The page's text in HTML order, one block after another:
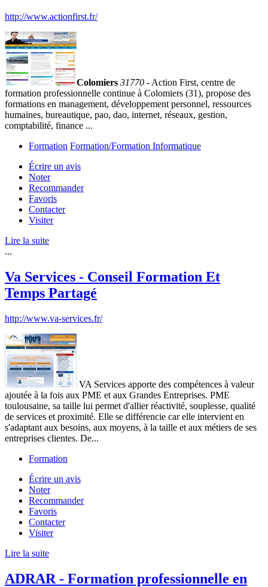
http://www.actionfirst.fr/
Colomiers 31770 - Action First, centre de
formation professionnelle continue à Colomiers (31), propose des
formations en management, développement personnel, ressources
humaines, bureautique, pao, dao, internet, réseaux, gestion,
comptabilité, finance ...
Formation Formation/Formation Informatique
Écrire un avis
Noter
Recommander
Favoris
Contacter
Visiter
Lire la suite
...
Va Services - Conseil Formation Et
Temps Partagé
http://www.va-services.fr/
VA Services apporte des compétences à valeur
ajoutée à la fois aux PME et aux Grandes Entreprises. PME
toulousaine, sa taille lui permet d'allier réactivité, souplesse, qualité
de services et proximité. Elle se différencie car elle intervient en
s'adaptant aux besoins, aux moyens, à la taille et aux métiers de ses
entreprises clientes. De...
Formation
Écrire un avis
Noter
Recommander
Favoris
Contacter
Visiter
Lire la suite
ADRAR - Formation professionnelle en